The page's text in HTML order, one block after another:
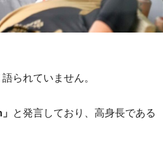
られていません。
と発言しており、高身長である